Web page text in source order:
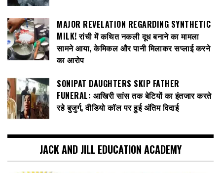
MAJOR REVELATION REGARDING SYNTHETIC
MILK! रांची में कथित नकली दूध बनाने का मामला
सामने आया, केमिकल और पानी मिलाकर सप्लाई करने
का आरोप
SONIPAT DAUGHTERS SKIP FATHER
FUNERAL: आखिरी सांस तक बेटियों का इंतजार करते
रहे बुजुर्ग, वीडियो कॉल पर हुई अंतिम विदाई
JACK AND JILL EDUCATION ACADEMY